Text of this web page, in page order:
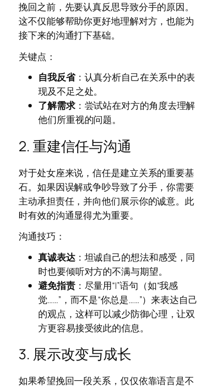
挽回之前，先要认真反思导致分手的原因。
这不仅能够帮助你更好地理解对方，也能为
接下来的沟通打下基础。
关键点：
自我反省：认真分析自己在关系中的表
现及不足之处。
了解需求：尝试站在对方的角度去理解
他们所重视的问题。
2. 重建信任与沟通
对于处女座来说，信任是建立关系的重要基
石。如果因误解或争吵导致了分手，你需要
主动承担责任，并向他们展示你的诚意。此
时有效的沟通显得尤为重要。
沟通技巧：
真诚表达：坦诚自己的想法和感受，同
时也要倾听对方的不满与期望。
避免指责：尽量用“I”语句（如“我感
觉……”，而不是“你总是……”）来表达自己
的观点，这样可以减少防御心理，让双
方更容易接受彼此的信息。
3. 展示改变与成长
如果希望挽回一段关系，仅仅依靠语言是不